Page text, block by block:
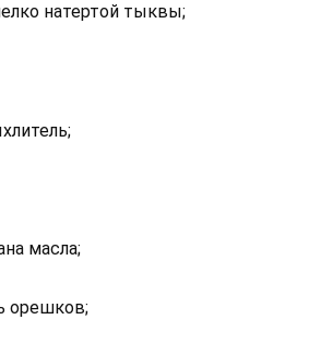
натертой тыквы;
масла;
орешков;